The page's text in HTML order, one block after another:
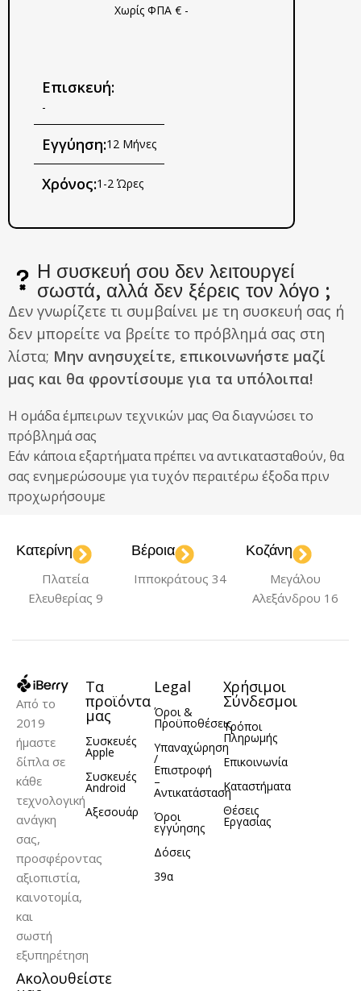
Χωρίς ΦΠΑ € -
Επισκευή:
-
Εγγύηση:12 Μήνες
Χρόνος:1-2 Ώρες
Η συσκευή σου δεν λειτουργεί
σωστά, αλλά δεν ξέρεις τον λόγο ;
Δεν γνωρίζετε τι συμβαίνει με τη συσκευή σας ή
δεν μπορείτε να βρείτε το πρόβλημά σας στη
λίστα; Μην ανησυχείτε, επικοινωνήστε μαζί
μας και θα φροντίσουμε για τα υπόλοιπα!
Η ομάδα έμπειρων τεχνικών μας Θα διαγνώσει το
πρόβλημά σας
Εάν κάποια εξαρτήματα πρέπει να αντικατασταθούν, θα
σας ενημερώσουμε για τυχόν περαιτέρω έξοδα πριν
προχωρήσουμε
Κατερίνη
Πλατεία
Ελευθερίας 9
Βέροια
Ιπποκράτους 34
Κοζάνη
Μεγάλου
Αλεξάνδρου 16
Από το
2019
ήμαστε
δίπλα σε
κάθε
τεχνολογική
ανάγκη
σας,
προσφέροντας
αξιοπιστία,
καινοτομία,
και
σωστή
εξυπηρέτηση
Ακολουθείστε
Τα
προϊόντα
μας
Συσκευές
Apple
Συσκευές
Android
Αξεσουάρ
Legal
Όροι &
Προϋποθέσεις
Υπαναχώρηση
/
Επιστροφή
–
Αντικατάσταση
Όροι
εγγύησης
Δόσεις
39α
Χρήσιμοι
Σύνδεσμοι
Τρόποι
Πληρωμής
Επικοινωνία
Καταστήματα
Θέσεις
Εργασίας